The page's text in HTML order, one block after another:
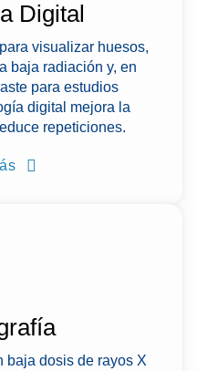
Digital
visualizar huesos,
baja radiación y, en
para estudios
digital mejora la
repeticiones.
baja dosis de rayos X